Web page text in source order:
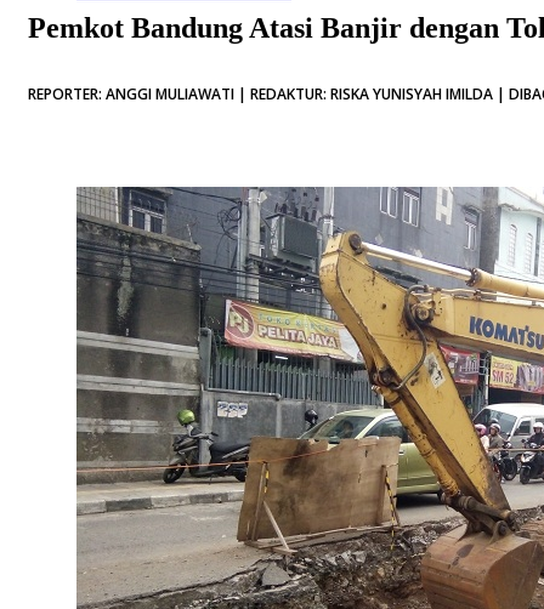
Pemkot Bandung Atasi Banjir dengan
REPORTER: ANGGI MULIAWATI | REDAKTUR: RISKA YUNISYAH IMILDA |